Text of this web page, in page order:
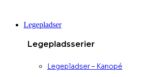
indholdLegepladser
Legepladsserier
Legepladser – Kanopé